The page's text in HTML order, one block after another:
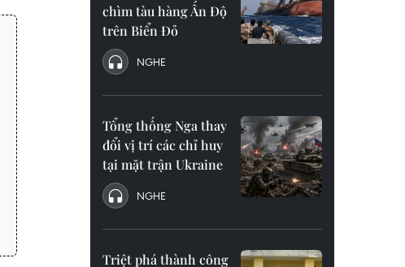
chìm tàu hàng Ấn Độ
trên Biển Đỏ
NGHE
Tổng thống Nga thay
đổi vị trí các chỉ huy
tại mặt trận Ukraine
NGHE
Triệt phá thành công